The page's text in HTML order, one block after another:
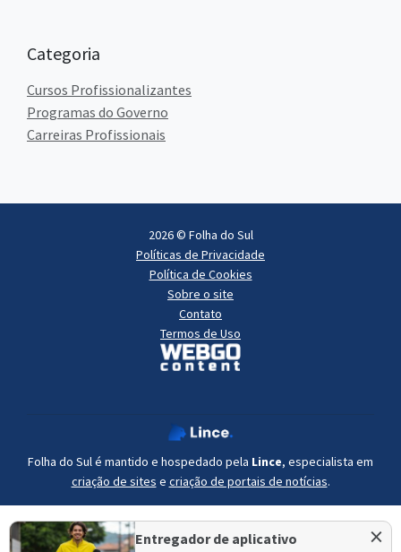
Entregador de aplicativo ×
Categoria
Cursos Profissionalizantes
Programas do Governo
Carreiras Profissionais
2026 © Folha do Sul
Políticas de Privacidade
Política de Cookies
Sobre o site
Contato
Termos de Uso
Folha do Sul é mantido e hospedado pela Lince, especialista em
criação de sites e criação de portais de notícias.